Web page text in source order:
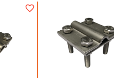
favorite_border